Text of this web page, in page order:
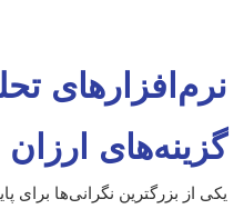
نرم‌افزارهای
گزینه‌های ارزان
یکی از بزرگترین نگرانی‌ها برای